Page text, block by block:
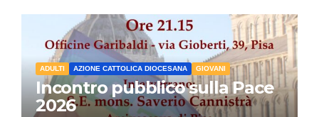
ADULTI AZIONE CATTOLICA DIOCESANA GIOVANI
Incontro pubblico sulla Pace
2026